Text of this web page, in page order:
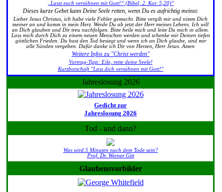
„Lasst euch versöhnen mit Gott!“ (Bibel, 2. Kor. 5,20)"
Dieses kurze Gebet kann Deine Seele retten, wenn Du es aufrichtig meinst:
Lieber Jesus Christus, ich habe viele Fehler gemacht. Bitte vergib mir und nimm Dich
meiner an und komm in mein Herz. Werde Du ab jetzt der Herr meines Lebens. Ich will
an Dich glauben und Dir treu nachfolgen. Bitte heile mich und leite Du mich in allem.
Lass mich durch Dich zu einem neuen Menschen werden und schenke mir Deinen tiefen
göttlichen Frieden. Du hast den Tod besiegt und wenn ich an Dich glaube, sind mir
alle Sünden vergeben. Dafür danke ich Dir von Herzen, Herr Jesus. Amen
Weitere Infos zu "Christ werden"
Vortrag-Tipp: Eile, rette deine Seele!
Kurzbotschaft "Lass dich versöhnen mit Gott!"
Jahreslosung 2026
Gedicht zur
Jahreslosung 2026
Tod - und dann?
Was wird 5 Minuten nach dem Tode sein?
Prof. Dr. Werner Gitt
Glaubensvorbilder